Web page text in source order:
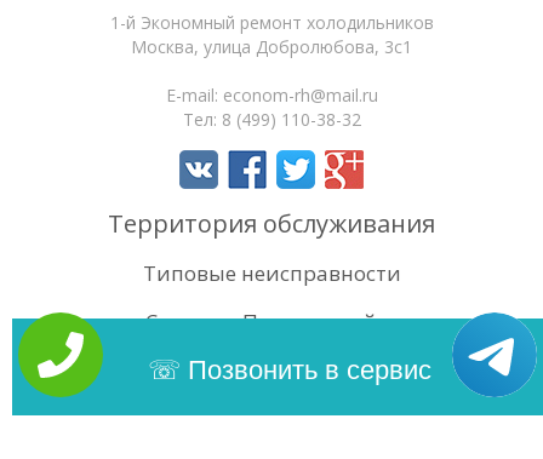
1-й Экономный ремонт холодильников
Москва, улица Добролюбова, 3с1
E-mail: econom-rh@mail.ru
Тел: 8 (499) 110-38-32
Территория обслуживания
Типовые неисправности
Статьи
Поиск по сайту
Позвонить в сервис